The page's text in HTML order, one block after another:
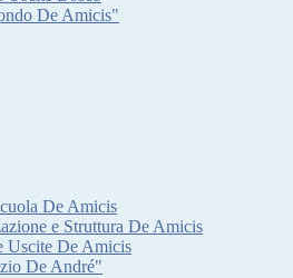
De Amicis"
De Amicis
e Struttura De Amicis
Uscite De Amicis
De André"